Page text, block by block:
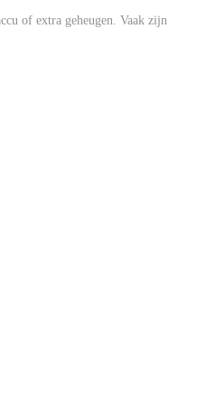
of extra geheugen. Vaak zijn